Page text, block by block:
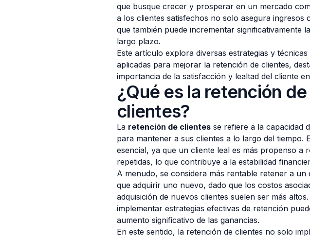
que busque crecer y prosperar en un mercado
a los clientes satisfechos no solo asegura ingresos
que también puede incrementar significativamente
largo plazo.
Este artículo explora diversas estrategias y
aplicadas para mejorar la retención de clientes,
importancia de la satisfacción y lealtad del cliente
¿Qué es la retención de
clientes?
La retención de clientes se refiere a la capacidad
para mantener a sus clientes a lo largo del tiempo.
esencial, ya que un cliente leal es más propenso a
repetidas, lo que contribuye a la estabilidad
A menudo, se considera más rentable retener a un
que adquirir uno nuevo, dado que los costos
adquisición de nuevos clientes suelen ser más
implementar estrategias efectivas de retención
aumento significativo de las ganancias.
En este sentido, la retención de clientes no solo